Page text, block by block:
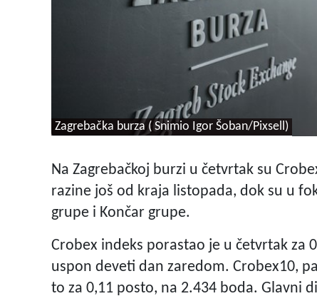
Zagrebačka burza ( Snimio Igor Šoban/Pixsell)
Na Zagrebačkoj burzi u četvrtak su
razine još od kraja listopada, dok su u
grupe i Končar grupe.
Crobex indeks porastao je u četvrtak za
uspon deveti dan zaredom. Crobex10,
to za 0,11 posto, na 2.434 boda. Glavni